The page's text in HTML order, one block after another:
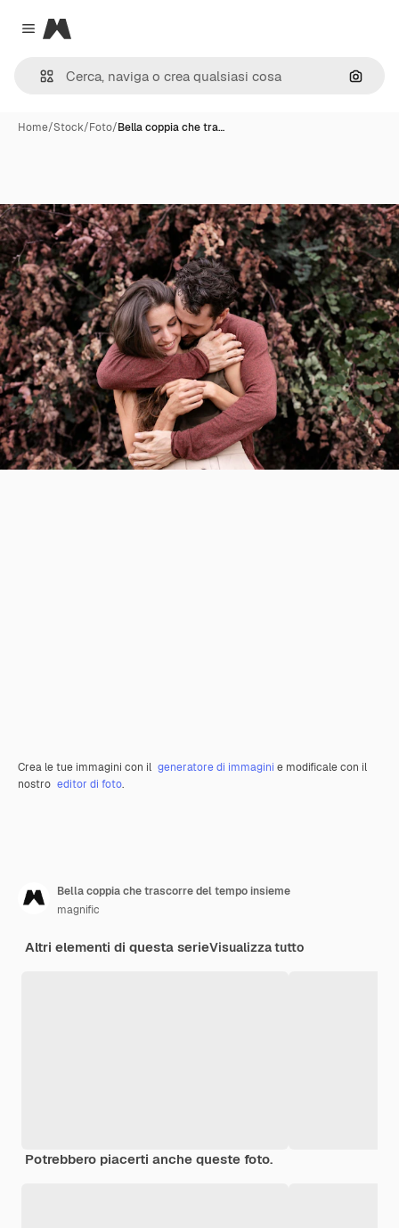
Close menu
Magnific
Cerca
Home/Stock/Foto/Bella coppia che tra…
Crea le tue immagini con il generatore di immagini e modificale con il
nostro editor di foto.
Bella coppia che trascorre del tempo insieme
magnific
Altri elementi di questa serieVisualizza tutto
Potrebbero piacerti anche queste foto.